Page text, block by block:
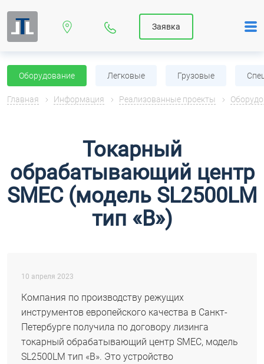
Заявка
Оборудование Легковые Грузовые
Главная Информация Реализованные проекты
Токарный
обрабатывающий центр
SMEC (модель SL2500LM
тип «B»)
10 апреля 2023
Компания по производству режущих
инструментов европейского качества в Санкт-
Петербурге получила по договору лизинга
токарный обрабатывающий центр SMEC, модель
SL2500LM тип «B». Это устройство